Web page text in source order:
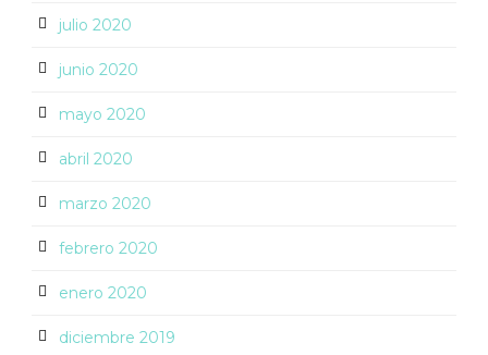
julio 2020
junio 2020
mayo 2020
abril 2020
marzo 2020
febrero 2020
enero 2020
diciembre 2019